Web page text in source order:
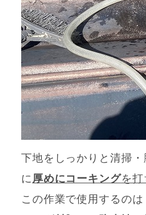
下地をしっかりと清掃
に 厚めにコーキングを打
この作業で使用するのは